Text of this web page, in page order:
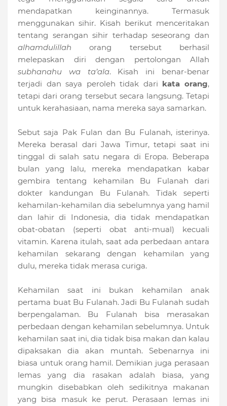
mendapatkan keinginannya. Termasuk
menggunakan sihir. Kisah berikut menceritakan
tentang serangan sihir terhadap seseorang dan
alhamdulillah orang tersebut berhasil
melepaskan diri dengan pertolongan Allah
subhanahu wa ta’ala. Kisah ini benar-benar
terjadi dan saya peroleh tidak dari kata orang,
tetapi dari orang tersebut secara langsung. Tetapi
untuk kerahasiaan, nama mereka saya samarkan.
Sebut saja Pak Fulan dan Bu Fulanah, isterinya.
Mereka berasal dari Jawa Timur, tetapi saat ini
tinggal di salah satu negara di Eropa. Beberapa
bulan yang lalu, mereka mendapatkan kabar
gembira tentang kehamilan Bu Fulanah dari
dokter kandungan Bu Fulanah. Tidak seperti
kehamilan-kehamilan dia sebelumnya yang hamil
dan lahir di Indonesia, dia tidak mendapatkan
obat-obatan (seperti obat anti-mual) kecuali
vitamin. Karena itulah, saat ada perbedaan antara
kehamilan sekarang dengan kehamilan yang
dulu, mereka tidak merasa curiga.
Kehamilan saat ini bukan kehamilan anak
pertama buat Bu Fulanah. Jadi Bu Fulanah sudah
berpengalaman. Bu Fulanah bisa merasakan
perbedaan dengan kehamilan sebelumnya. Untuk
kehamilan saat ini, dia tidak bisa makan dan kalau
dipaksakan dia akan muntah. Sebenarnya ini
biasa untuk orang hamil. Demikian juga perasaan
lemas yang dia rasakan adalah biasa, yang
mungkin disebabkan oleh sedikitnya makanan
yang bisa masuk ke perut. Perasaan lemas ini